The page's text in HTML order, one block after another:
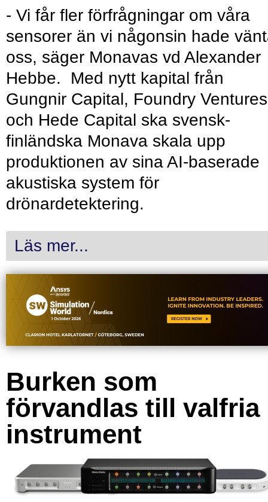
- Vi får fler förfrågningar om våra
sensorer än vi någonsin hade
oss, säger Monavas vd Alexander
Hebbe. Med nytt kapital från
Gungnir Capital, Foundry Ventures
och Hede Capital ska svensk-
finländska Monava skala upp
produktionen av sina AI-baserade
akustiska system för
drönardetektering.
Läs mer...
Burken som
förvandlas till valfria
instrument